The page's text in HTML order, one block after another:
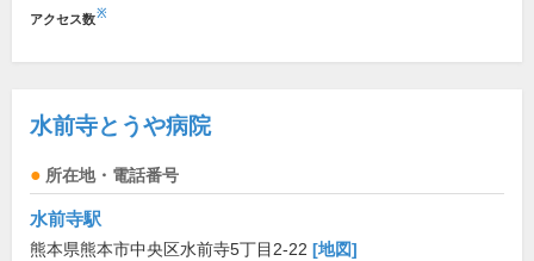
アクセス数※
水前寺とうや病院
所在地・電話番号
水前寺駅
熊本県熊本市中央区水前寺5丁目2-22 [地図]